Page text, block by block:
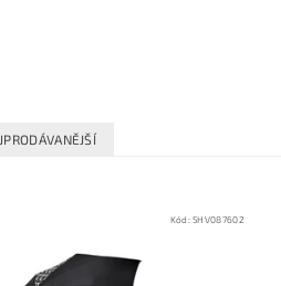
Kód:5HV087602